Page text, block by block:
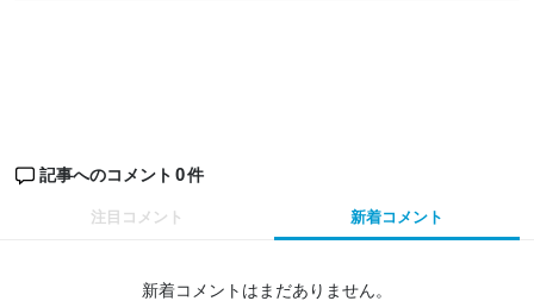
記事へのコメント 0件
注目コメント 新着コメント
新着コメントはまだありません。